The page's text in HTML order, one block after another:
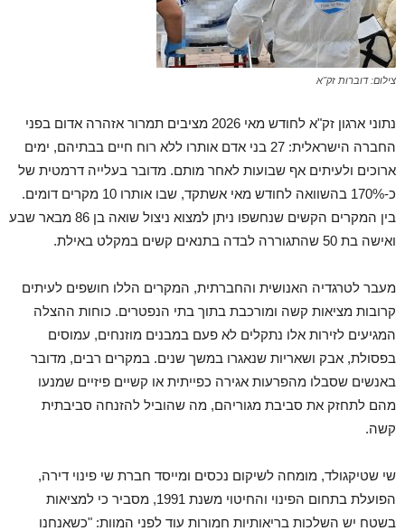
צילום: דוברות זק"א
נתוני ארגון זק"א לחודש מאי 2026 מציבים תמרור אזהרה אדום בפני
החברה הישראלית: 27 בני אדם אותרו ללא רוח חיים בבתיהם, ימים
ארוכים ולעיתים אף שבועות לאחר מותם. מדובר בעלייה דרמטית של
כ-170% בהשוואה לחודש מאי אשתקד, שבו אותרו 10 מקרים דומים.
בין המקרים הקשים שנחשפו ניתן למצוא ניצול שואה בן 86 מבאר שבע
ואישה בת 50 שהתגוררה לבדה בתנאים קשים במקלט באילת.
מעבר לטרגדיה האנושית והחברתית, המקרים הללו חושפים לעיתים
קרובות מציאות קשה ומורכבת בתוך בתי הנפטרים. כוחות ההצלה
המגיעים לזירות אלו נתקלים לא פעם במבנים מוזנחים, עמוסים
בפסולת, אבק ושאריות שנאגרו במשך שנים. במקרים רבים, מדובר
באנשים שסבלו מהפרעות אגירה כפייתית או קשיים פיזיים שמנעו
מהם לתחזק את סביבת מגוריהם, מה שהוביל להזנחה סביבתית
קשה.
שי שטיקגולד, מומחה לשיקום נכסים ומייסד חברת שי פינוי דירה,
הפועלת בתחום הפינוי והחיטוי משנת 1991, מסביר כי למציאות
בשטח יש השלכות בריאותיות חמורות עוד לפני המוות: "כשאנחנו